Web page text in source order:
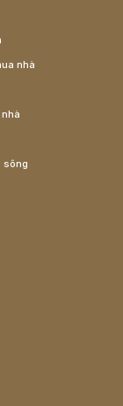
nhà
nhà
sông